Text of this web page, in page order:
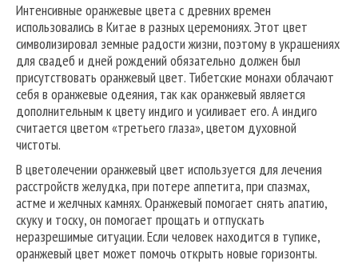
Интенсивные оранжевые цвета с древних времен
использовались в Китае в разных церемониях. Этот цвет
символизировал земные радости жизни, поэтому в украшениях
для свадеб и дней рождений обязательно должен был
присутствовать оранжевый цвет. Тибетские монахи облачают
себя в оранжевые одеяния, так как оранжевый является
дополнительным к цвету индиго и усиливает его. А индиго
считается цветом «третьего глаза», цветом духовной
чистоты.
В цветолечении оранжевый цвет используется для лечения
расстройств желудка, при потере аппетита, при спазмах,
астме и желчных камнях. Оранжевый помогает снять апатию,
скуку и тоску, он помогает прощать и отпускать
неразрешимые ситуации. Если человек находится в тупике,
оранжевый цвет может помочь открыть новые горизонты.